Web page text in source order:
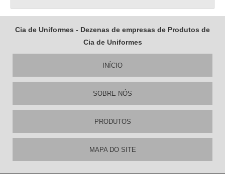
Cia de Uniformes - Dezenas de empresas de Produtos de
Cia de Uniformes
INÍCIO
SOBRE NÓS
PRODUTOS
MAPA DO SITE